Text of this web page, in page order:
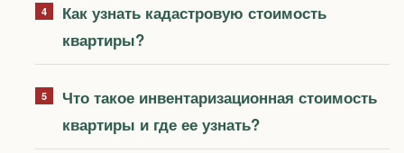
Как узнать кадастровую стоимость
квартиры?
Что такое инвентаризационная стоимость
квартиры и где ее узнать?